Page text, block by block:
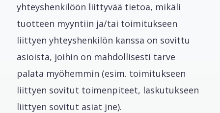
yhteyshenkilöön liittyvää tietoa, mikäli
tuotteen myyntiin ja/tai toimitukseen
liittyen yhteyshenkilön kanssa on sovittu
asioista, joihin on mahdollisesti tarve
palata myöhemmin (esim. toimitukseen
liittyen sovitut toimenpiteet, laskutukseen
liittyen sovitut asiat jne).